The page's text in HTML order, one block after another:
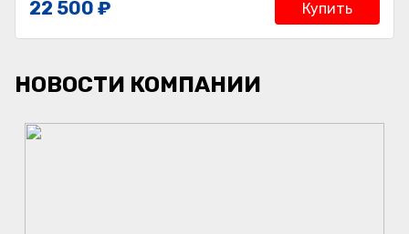
22 500 ₽ Купить
НОВОСТИ КОМПАНИИ